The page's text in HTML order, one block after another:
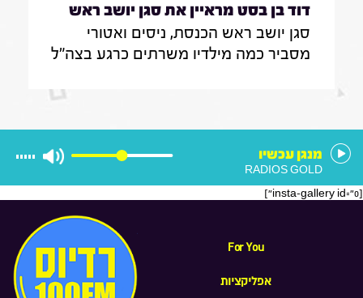
דוד בן בסט מראיין את סגן יושב ראש
הכנסת, ניסים ואטורי|31.7.26
סגן יושב ראש הכנסת, ניסים ואטורי
מסביר כמה מילדיו משרתים כרגע בצה"ל
מעצרים של משתמטים חרדים ואיזה שר
מנגן עכשיו
RADIOS GOLD
[insta-gallery id="0"]
For You
אפליקציות